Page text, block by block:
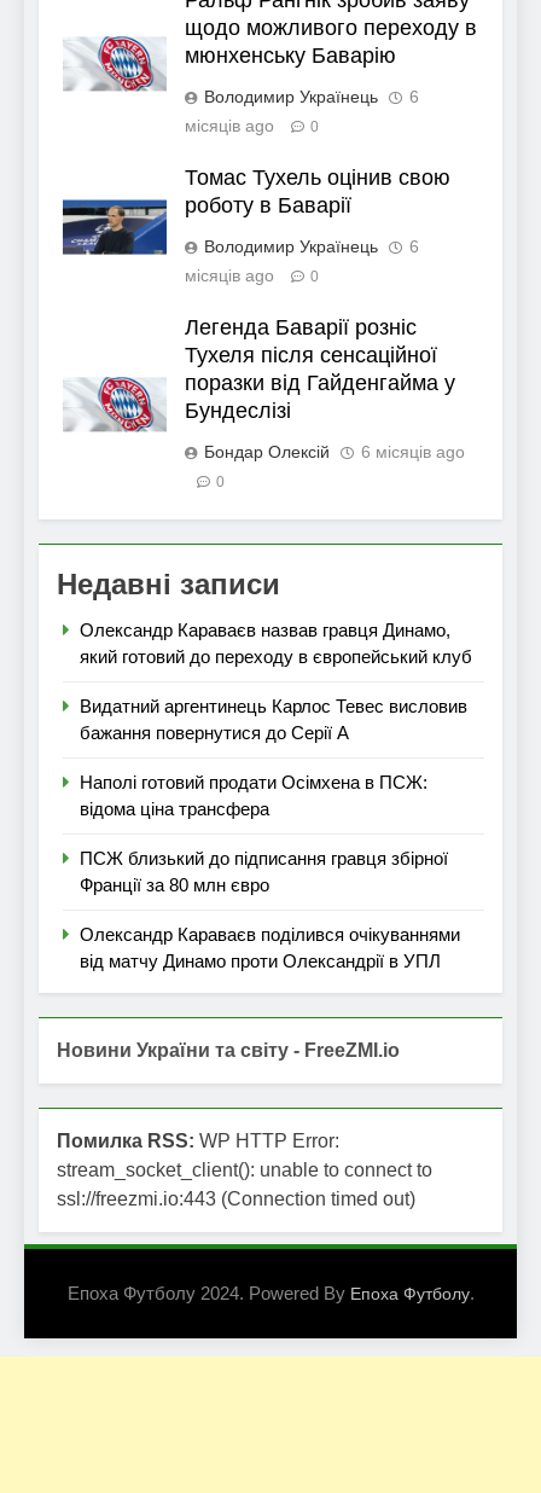
щодо можливого переходу в
мюнхенську Баварію
Володимир Українець
6
місяців ago
0
Томас Тухель оцінив свою
роботу в Баварії
Володимир Українець
6
місяців ago
0
Легенда Баварії розніс
Тухеля після сенсаційної
поразки від Гайденгайма у
Бундеслізі
Бондар Олексій 6 місяців ago
0
Недавні записи
Олександр Караваєв назвав гравця Динамо,
який готовий до переходу в європейський клуб
Видатний аргентинець Карлос Тевес висловив
бажання повернутися до Серії А
Наполі готовий продати Осімхена в ПСЖ:
відома ціна трансфера
ПСЖ близький до підписання гравця збірної
Франції за 80 млн євро
Олександр Караваєв поділився очікуваннями
від матчу Динамо проти Олександрії в УПЛ
Новини України та світу - FreeZMI.io
Помилка RSS: WP HTTP Error:
stream_socket_client(): unable to connect to
ssl://freezmi.io:443 (Connection timed out)
Епоха Футболу 2024. Powered By Епоха Футболу.